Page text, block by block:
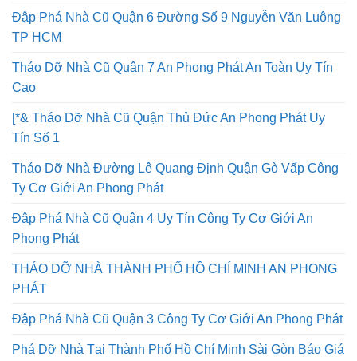
Đập Phá Nhà Cũ Quận 6 Đường Số 9 Nguyễn Văn Luông
TP HCM
Tháo Dỡ Nhà Cũ Quận 7 An Phong Phát An Toàn Uy Tín
Cao
[*& Tháo Dỡ Nhà Cũ Quận Thủ Đức An Phong Phát Uy
Tín Số 1
Tháo Dỡ Nhà Đường Lê Quang Định Quận Gò Vấp Công
Ty Cơ Giới An Phong Phát
Đập Phá Nhà Cũ Quận 4 Uy Tín Công Ty Cơ Giới An
Phong Phát
THÁO DỠ NHÀ THÀNH PHỐ HỒ CHÍ MINH AN PHONG
PHÁT
Đập Phá Nhà Cũ Quận 3 Công Ty Cơ Giới An Phong Phát
Phá Dỡ Nhà Tại Thành Phố Hồ Chí Minh Sài Gòn Báo Giá